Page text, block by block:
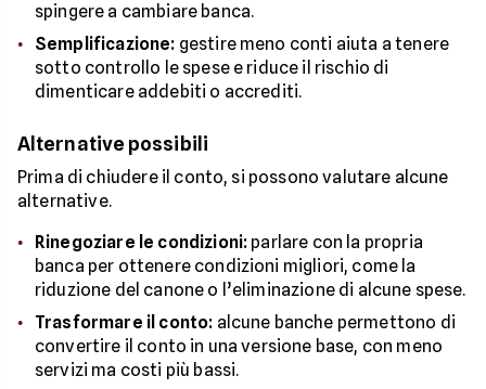
spingere a cambiare banca.
Semplificazione: gestire meno conti aiuta a tenere
sotto controllo le spese e riduce il rischio di
dimenticare addebiti o accrediti.
Alternative possibili
Prima di chiudere il conto, si possono valutare alcune
alternative.
Rinegoziare le condizioni: parlare con la propria
banca per ottenere condizioni migliori, come la
riduzione del canone o l’eliminazione di alcune spese.
Trasformare il conto: alcune banche permettono di
convertire il conto in una versione base, con meno
servizi ma costi più bassi.